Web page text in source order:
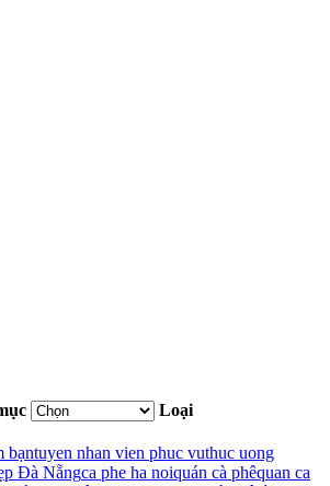
Loại
bạntuyen nhan vien phuc vuthuc uong
Đà Nẵngca phe ha noiquán cà phêquan ca